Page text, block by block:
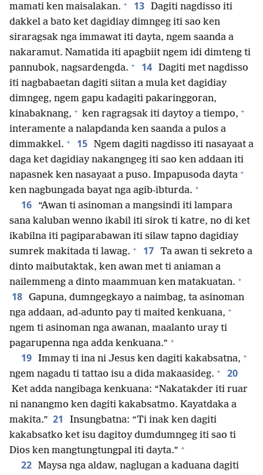
mamati ken maisalakan. + 13 Dagiti nagdisso iti
dakkel a bato ket dagidiay dimngeg iti sao ken
siraragsak nga immawat iti dayta, ngem saanda a
nakaramut. Namatida iti apagbiit ngem idi dimteng ti
pannubok, nagsardengda. + 14 Dagiti met nagdisso
iti nagbabaetan dagiti siitan a mula ket dagidiay
dimngeg, ngem gapu kadagiti pakaringgoran,
kinabaknang, + ken ragragsak iti daytoy a tiempo, +
interamente a nalapdanda ken saanda a pulos a
dimmakkel. + 15 Ngem dagiti nagdisso iti nasayaat a
daga ket dagidiay nakangngeg iti sao ken addaan iti
napasnek ken nasayaat a puso. Impapusoda dayta +
ken nagbungada bayat nga agib-ibturda. +
16
“Awan ti asinoman a mangsindi iti lampara
sana kaluban wenno ikabil iti sirok ti katre, no di ket
ikabilna iti pagiparabawan iti silaw tapno dagidiay
sumrek makitada ti lawag. + 17 Ta awan ti sekreto a
dinto maibutaktak, ken awan met ti aniaman a
nailemmeng a dinto maammuan ken matakuatan. +
18 Gapuna, dumngegkayo a naimbag, ta asinoman
nga addaan, ad-adunto pay ti maited kenkuana, +
ngem ti asinoman nga awanan, maalanto uray ti
pagarupenna nga adda kenkuana.” +
19 Immay ti ina ni Jesus ken dagiti kakabsatna, +
ngem nagadu ti tattao isu a dida makaasideg. + 20
Ket adda nangibaga kenkuana: “Nakatakder iti ruar
ni nanangmo ken dagiti kakabsatmo. Kayatdaka a
makita.” 21
Insungbatna: “Ti inak ken dagiti
kakabsatko ket isu dagitoy dumdumngeg iti sao ti
Dios ken mangtungtungpal iti dayta.” +
22 Maysa nga aldaw, naglugan a kaduana dagiti